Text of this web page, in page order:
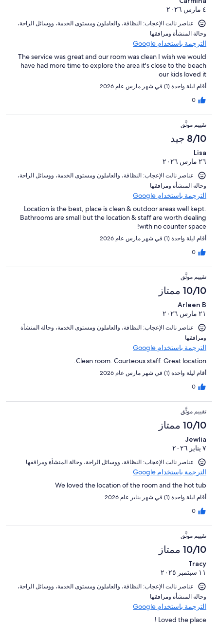
٤ مارس ٢٠٢٦
عناصر نالت الإعجاب: ⁦النظافة⁩، و⁦العاملون ومستوى الخدمة⁩، و⁦وسائل الراحة⁩،
و⁦حالة المنشأة ومرافقها⁩
الترجمة باستخدام Google
The service was great and our room was clean I wish we would
have had more time to explore the area it's close to the beach
our kids loved it
أقام ليلة واحدة (1) في شهر مارس عام 2026
0
تقييم موثَّق
8/10 جيد
Lisa
٢٦ مارس ٢٠٢٦
عناصر نالت الإعجاب: ⁦النظافة⁩، و⁦العاملون ومستوى الخدمة⁩، و⁦وسائل الراحة⁩،
و⁦حالة المنشأة ومرافقها⁩
الترجمة باستخدام Google
Location is the best, place is clean & outdoor areas well kept.
Bathrooms are small but the location & staff are worth dealing
with no counter space!
أقام ليلة واحدة (1) في شهر مارس عام 2026
0
تقييم موثَّق
10/10 ممتاز
Arleen B
٢١ مارس ٢٠٢٦
عناصر نالت الإعجاب: ⁦النظافة⁩، و⁦العاملون ومستوى الخدمة⁩، و⁦حالة المنشأة
ومرافقها⁩
الترجمة باستخدام Google
Clean room. Courteous staff. Great location.
أقام ليلة واحدة (1) في شهر مارس عام 2026
0
تقييم موثَّق
10/10 ممتاز
Jewlia
٧ يناير ٢٠٢٦
عناصر نالت الإعجاب: ⁦النظافة⁩، و⁦وسائل الراحة⁩، و⁦حالة المنشأة ومرافقها⁩
الترجمة باستخدام Google
We loved the location of the room and the hot tub
أقام ليلة واحدة (1) في شهر يناير عام 2026
0
تقييم موثَّق
10/10 ممتاز
Tracy
١١ سبتمبر ٢٠٢٥
عناصر نالت الإعجاب: ⁦النظافة⁩، و⁦العاملون ومستوى الخدمة⁩، و⁦وسائل الراحة⁩،
و⁦حالة المنشأة ومرافقها⁩
الترجمة باستخدام Google
Loved the place !